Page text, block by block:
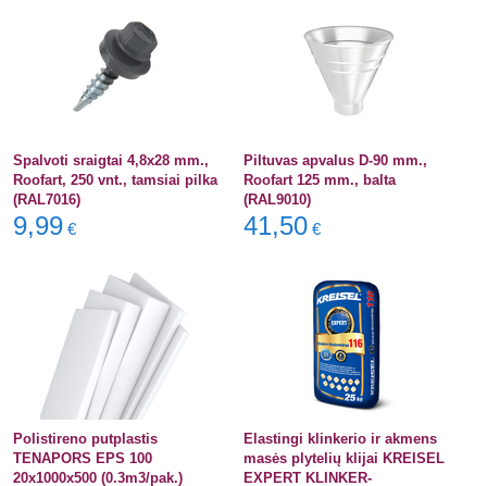
Spalvoti sraigtai 4,8x28 mm.,
Roofart, 250 vnt., tamsiai pilka
(RAL7016)
9,99 €
Piltuvas apvalus D-90 mm.,
Roofart 125 mm., balta
(RAL9010)
41,50 €
Polistireno putplastis
TENAPORS EPS 100
20x1000x500 (0.3m3/pak.)
Elastingi klinkerio ir akmens
masės plytelių klijai KREISEL
EXPERT KLINKER-